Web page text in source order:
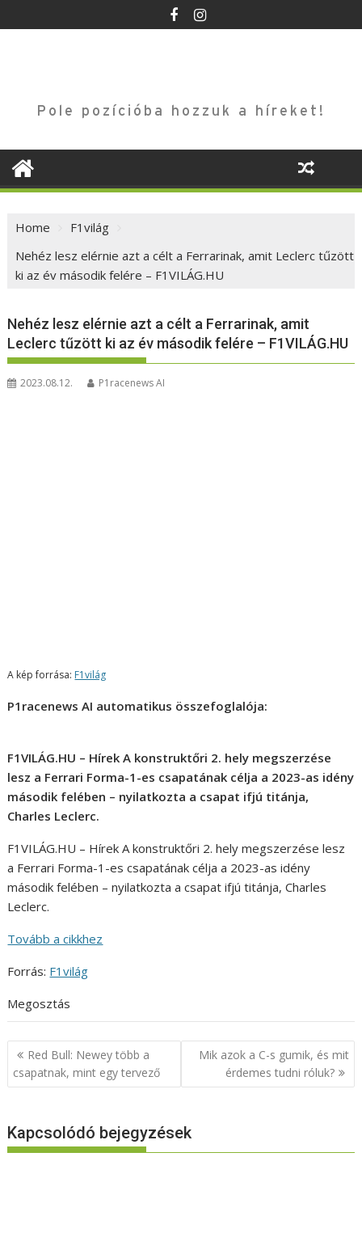
to
Pole pozícióba hozzuk a híreket!
Home
F1világ
Nehéz lesz elérnie azt a célt a Ferrarinak, amit Leclerc tűzött
ki az év második felére – F1VILÁG.HU
Nehéz lesz elérnie azt a célt a Ferrarinak, amit
Leclerc tűzött ki az év második felére – F1VILÁG.HU
2023.08.12. P1racenews AI
A kép forrása: F1világ
P1racenews AI automatikus összefoglalója:
F1VILÁG.HU – Hírek A konstruktőri 2. hely megszerzése
lesz a Ferrari Forma-1-es csapatának célja a 2023-as idény
második felében – nyilatkozta a csapat ifjú titánja,
Charles Leclerc.
F1VILÁG.HU – Hírek A konstruktőri 2. hely megszerzése lesz
a Ferrari Forma-1-es csapatának célja a 2023-as idény
második felében – nyilatkozta a csapat ifjú titánja, Charles
Leclerc.
Tovább a cikkhez
Forrás: F1világ
Megosztás
Bejegyzés
navigáció
Red Bull: Newey több a
csapatnak, mint egy tervező
Mik azok a C-s gumik, és mit
érdemes tudni róluk?
Kapcsolódó bejegyzések